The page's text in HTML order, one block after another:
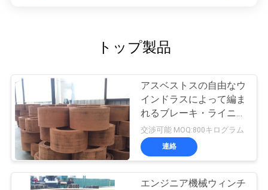
トップ製品
アスベストスの自由なウ
インドラスによって編ま
れるブレーキ・ライニン
グ ロール
交渉可能 MOQ:800キログラム
連絡
エンジニア機械ウィンチ